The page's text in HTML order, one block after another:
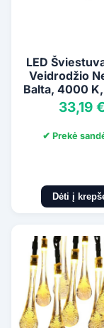
LED
Veidrodžio
Balta, 4000
33,19 €
✔ Prekė
Dėti į